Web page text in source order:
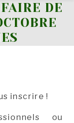
DE
inscrire !
ou